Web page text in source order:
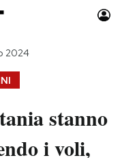
2024
stanno
i voli,